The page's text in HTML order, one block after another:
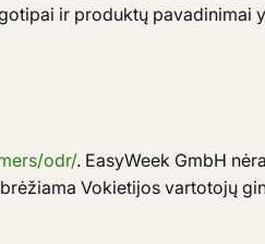
ir produktų pavadinimai
odr/. EasyWeek GmbH
Vokietijos vartotojų